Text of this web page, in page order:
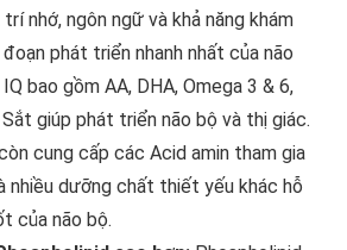
nhớ, ngôn ngữ và khả năng khám
phát triển nhanh nhất của não
bao gồm AA, DHA, Omega 3 & 6,
Sắt giúp phát triển não bộ và thị giác.
cung cấp các Acid amin tham gia
nhiều dưỡng chất thiết yếu khác hỗ
của não bộ.